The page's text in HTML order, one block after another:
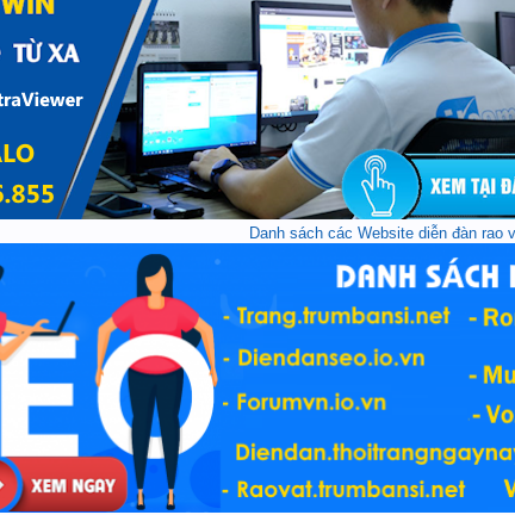
Danh sách các Website diễn đàn rao